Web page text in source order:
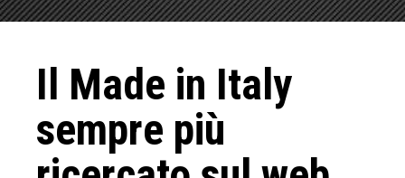
Il Made in Italy
sempre più